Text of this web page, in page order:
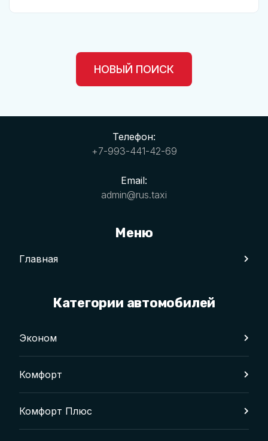
НОВЫЙ ПОИСК
Телефон:
+7-993-441-42-69
Email:
admin@rus.taxi
Меню
Главная
Категории автомобилей
Эконом
Комфорт
Комфорт Плюс